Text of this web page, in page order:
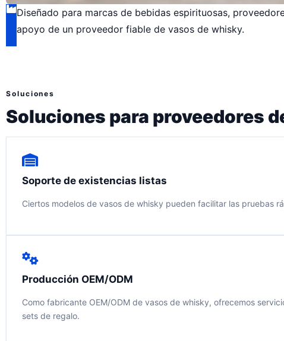
Diseñado para marcas de bebidas espirituosas,
apoyo de un proveedor fiable de vasos de whisky.
Soluciones
Soluciones para proveedores
Soporte de existencias listas
Ciertos modelos de vasos de whisky pueden facilitar las pruebas
Producción OEM/ODM
Como fabricante OEM/ODM de vasos de whisky, ofrecemos
sets de regalo.